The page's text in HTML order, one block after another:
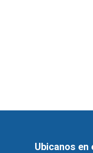
Ubicanos en